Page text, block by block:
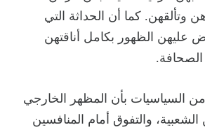
وتألقهن. كما أن الحداثة التي
عليهن الظهور بكامل أناقتهن
السياسيات بأن المظهر الخارجي
والتفوق أمام المنافسين